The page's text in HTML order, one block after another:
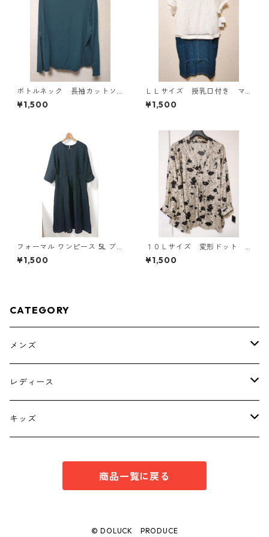
ボトルネック 長袖カットソ
ー ４Ｌ ティールグリー
ン KAE-4812
¥1,500
ＬＬサイズ 授乳口付き マ
タニティ ドッキングワンピ
ース ホワイト×ブルー KAE
¥1,500
フォーマル ワンピース 5L ブ
ラック ◆KIY-1300◆
¥1,500
１０Ｌサイズ 変形ドット
花柄 ボウタイブラウス オ
フホワイト KAE-4771
¥1,500
CATEGORY
メンズ
トップス
ボトムス
レディース
トップス
キッズ
商品一覧に戻る
© DOLUCK PRODUCE